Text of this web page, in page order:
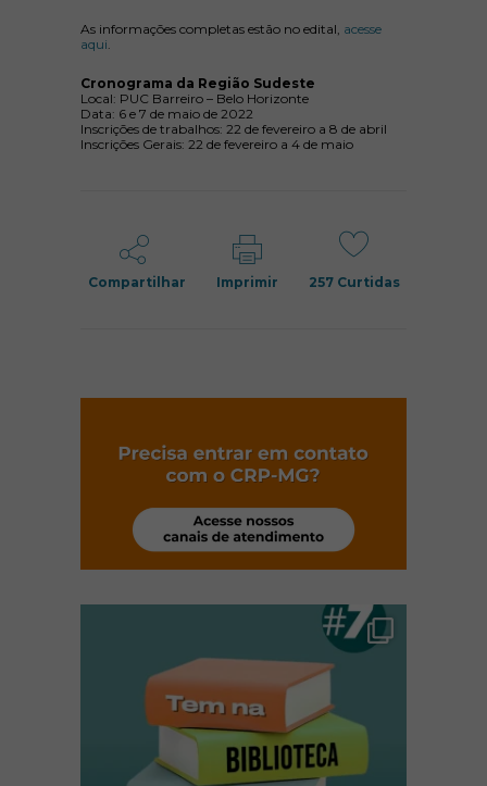
As informações completas estão no edital, acesse
aqui.
Cronograma da Região Sudeste
Local: PUC Barreiro – Belo Horizonte
Data: 6 e 7 de maio de 2022
Inscrições de trabalhos: 22 de fevereiro a 8 de abril
Inscrições Gerais: 22 de fevereiro a 4 de maio
Compartilhar Imprimir 257Curtidas